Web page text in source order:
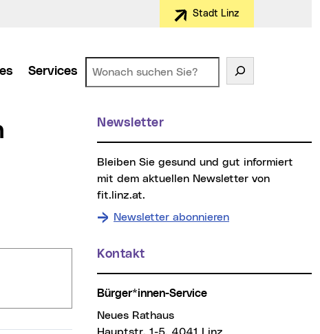
Stadt Linz
Services
Weitere Informationen
Newsletter
Bleiben Sie gesund und gut informiert
mit dem aktuellen Newsletter von
fit.linz.at.
Newsletter abonnieren
Kontakt
Bürger*innen-Service
Neues Rathaus